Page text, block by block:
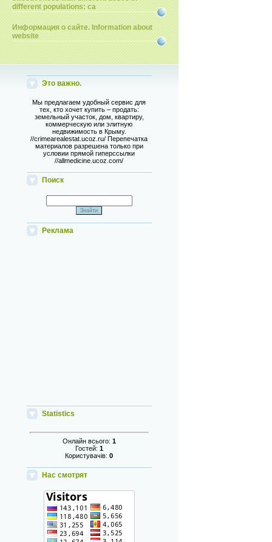
different populations: ca
Информация о сайте. Information about
website
Это важно.
Мы предлагаем удобный сервис для
тех, кто хочет купить – продать:
земельный участок, дом, квартиру,
коммерческую или элитную
недвижимость в Крыму.
//crimearealestat.ucoz.ru/ Перепечатка
материалов разрешена только при
условии прямой гиперссылки
//allmedicine.ucoz.com/
Поиск
Реклама
Statistics
Онлайн всього: 1
Гостей: 1
Користувачів:0
Нас смотрят